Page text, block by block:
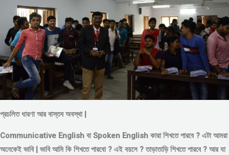
প্রচলিত ধারণা আর বাস্তব অবস্থা |
Communicative English বা Spoken English কারা শিখতে পারবে ? এটা আমরা
অনেকেই ভাবি | ভাবি আমি কি শিখতে পারবো ? এই বয়সে ?তাড়াতাড়ি শিখতে পারবে ? আর যা